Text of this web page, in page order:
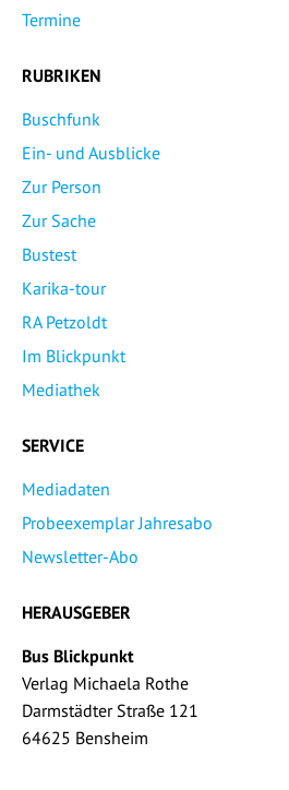
Termine
RUBRIKEN
Buschfunk
Ein- und Ausblicke
Zur Person
Zur Sache
Bustest
Karika-tour
RA Petzoldt
Im Blickpunkt
Mediathek
SERVICE
Mediadaten
Probeexemplar Jahresabo
Newsletter-Abo
HERAUSGEBER
Bus Blickpunkt
Verlag Michaela Rothe
Darmstädter Straße 121
64625 Bensheim